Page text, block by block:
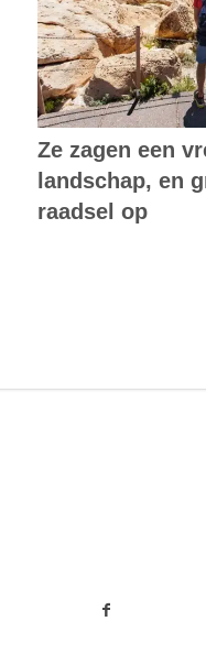
Ze zagen een
landschap, en
raadsel op